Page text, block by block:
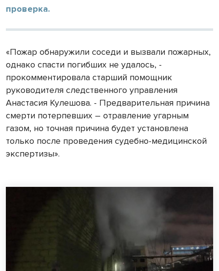
проверка.
«Пожар обнаружили соседи и вызвали пожарных,
однако спасти погибших не удалось, -
прокомментировала старший помощник
руководителя следственного управления
Анастасия Кулешова. - Предварительная причина
смерти потерпевших – отравление угарным
газом, но точная причина будет установлена
только после проведения судебно-медицинской
экспертизы».